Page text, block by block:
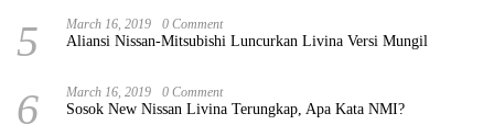
5 March 16, 2019 0 Comment
Aliansi Nissan-Mitsubishi Luncurkan Livina Versi Mungil
6 March 16, 2019 0 Comment
Sosok New Nissan Livina Terungkap, Apa Kata NMI?